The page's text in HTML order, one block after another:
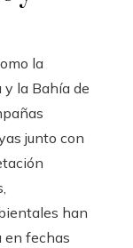
la
y la Bahía de
junto con
han
en fechas